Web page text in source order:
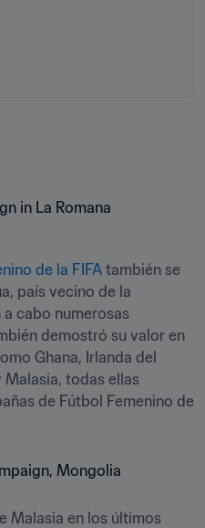
de la FIFA también se
país vecino de la
cabo numerosas
demostró su valor en
Ghana, Irlanda del
Malasia, todas ellas
de Fútbol Femenino de
Malasia en los últimos